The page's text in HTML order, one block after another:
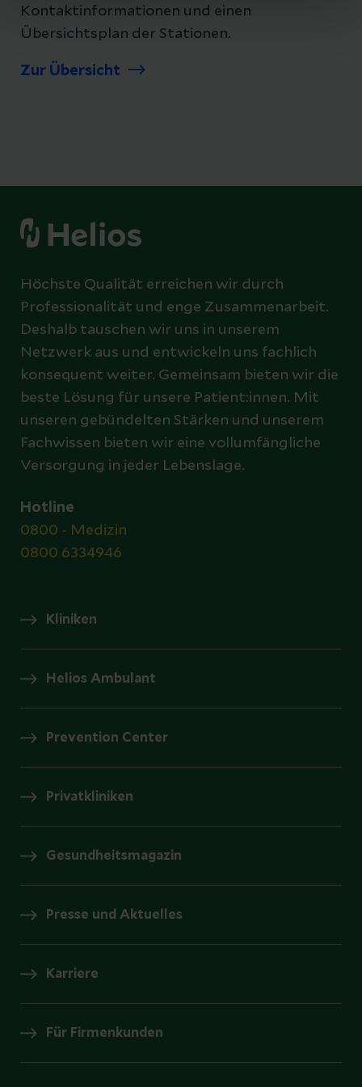
Kontaktinformationen und einen
Übersichtsplan der Stationen.
Zur Übersicht
Höchste Qualität erreichen wir durch
Professionalität und enge Zusammenarbeit.
Deshalb tauschen wir uns in unserem
Netzwerk aus und entwickeln uns fachlich
konsequent weiter. Gemeinsam bieten wir die
beste Lösung für unsere Patient:innen. Mit
unseren gebündelten Stärken und unserem
Fachwissen bieten wir eine vollumfängliche
Versorgung in jeder Lebenslage.
Hotline
0800 - Medizin
0800 6334946
Kliniken
Helios Ambulant
Prevention Center
Privatkliniken
Gesundheitsmagazin
Presse und Aktuelles
Karriere
Für Firmenkunden